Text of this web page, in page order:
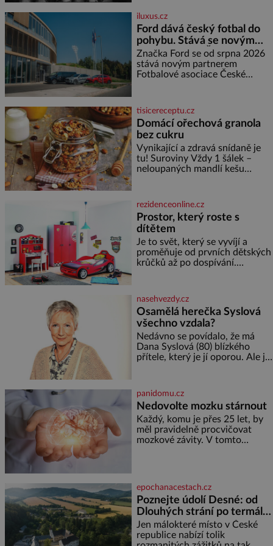
nemůže, protože žádné nemá,
spokojí se lupič s několika
měďáky a štůčky látky. Zraněná
žena pár dní nato umírá. Je to
muž nebývale krutý. Jeho činy
budí hrůzu ještě dlouho po jeho
smrti
iluxus.cz
Ford dává český fotbal do
pohybu. Stává se novým
partnerem FAČR
Značka Ford se od srpna 2026
stává novým partnerem
Fotbalové asociace České
asociace, reprezentačních týmů
i českého fotbalu v regionech.
Partner
tisicereceptu.cz
Domácí ořechová granola
bez cukru
Vynikající a zdravá snídaně je
tu! Suroviny Vždy 1 šálek –
neloupaných mandlí kešu
semínek dýně rozinek 3 šálky
ovesných vloček 1 lžíce mlet
rezidenceonline.cz
Prostor, který roste s
dítětem
Je to svět, který se vyvíjí a
proměňuje od prvních dětských
krůčků až po dospívání.
soustředění i odpočinek a
reaguje na každou etapu života
a specifické potřeby dítěte. Pro
nejmenší je klíčová
jednoduchost, měkkost a
bezpečí, proto by pokoj
miminka měl působit především
nasehvezdy.cz
Osamělá herečka Syslová
všechno vzdala?
Nedávno se povídalo, že má
Dana Syslová (80) blízkého
přítele, který je jí oporou. Ale je
častěji mluví o svém odchodu.
Dohnala ji snad samota? Půs
panidomu.cz
Nedovolte mozku stárnout
Každý, komu je přes 25 let, by
měl pravidelně procvičovat
mozkové závity. V tomto
jméno kolegy z práce. Nebo
marně v paměti lovíte název
knížky, kterou jste nedávno
přečetli. Je to opravdu tak, s
věkem jako kdyby se paměť
rozhodla stávkovat. Cvičte
epochanacestach.cz
Poznejte údolí Desné: od
Dlouhých strání po termální
prameny
Jen málokteré místo v České
republice nabízí tolik